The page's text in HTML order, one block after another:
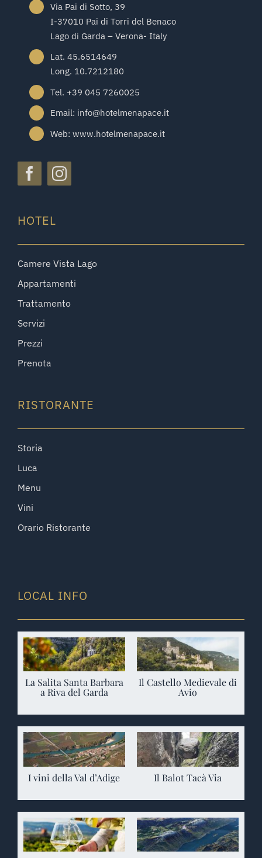
Via Pai di Sotto, 39
I-37010 Pai di Torri del Benaco
Lago di Garda – Verona- Italy
Lat. 45.6514649
Long. 10.7212180
Tel. +39 045 7260025
Email: info@hotelmenapace.it
Web: www.hotelmenapace.it
HOTEL
Camere Vista Lago
Appartamenti
Trattamento
Servizi
Prezzi
Prenota
RISTORANTE
Storia
Luca
Menu
Vini
Orario Ristorante
LOCAL INFO
La Salita Santa Barbara
a Riva del Garda
Il Castello Medievale di
Avio
I vini della Val d’Adige Il Balot Tacà Via